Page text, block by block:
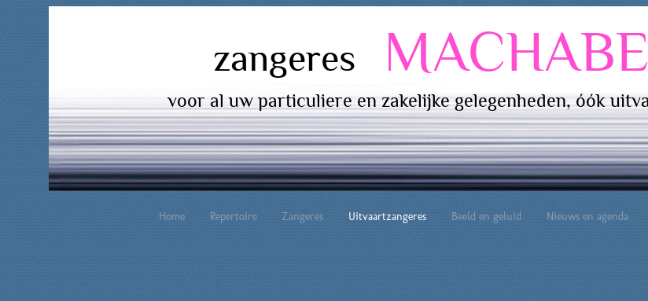
zangeres
voor al uw particuliere en zakelijke gelegenheden, óók
Home Repertoire Zangeres Uitvaartzangeres Beeld en geluid Nieuws en agenda